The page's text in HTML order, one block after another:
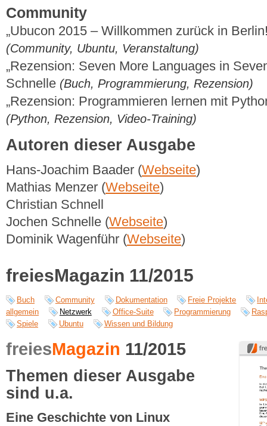
Community
„Ubucon 2015 – Willkommen zurück in
(Community, Ubuntu, Veranstaltung)
„Rezension: Seven More Languages in
Schnelle (Buch, Programmierung, Rezension)
„Rezension: Programmieren lernen mit
(Python, Rezension, Video-Training)
Autoren dieser Ausgabe
Hans-Joachim Baader (Webseite)
Mathias Menzer (Webseite)
Christian Schnell
Jochen Schnelle (Webseite)
Dominik Wagenführ (Webseite)
freiesMagazin 11/2015
Buch Community Dokumentation Freie Projekte
allgemein
Netzwerk Office-Suite Programmierung
Spiele
Ubuntu Wissen und Bildung
freiesMagazin 11/2015
Themen dieser Ausgabe
sind u.a.
Eine Geschichte von Linux